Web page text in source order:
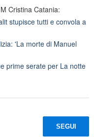
Cristina Catania:
stupisce tutti e convola a
'La morte di Manuel
prime serate per La notte
SEGUI